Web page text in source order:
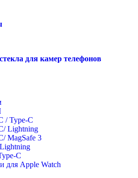
для камер телефонов
/ Type-C
Lightning
MagSafe 3
C
для Apple Watch